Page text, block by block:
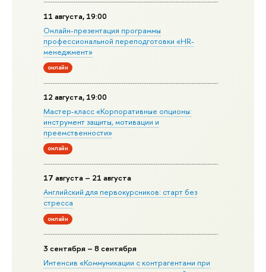
11 августа, 19:00
Онлайн-презентация программы
профессиональной переподготовки «HR-
менеджмент»
онлайн
12 августа, 19:00
Мастер-класс «Корпоративные опционы:
инструмент защиты, мотивации и
преемственности»
онлайн
17 августа – 21 августа
Английский для первокурсников: старт без
стресса
онлайн
3 сентября – 8 сентября
Интенсив «Коммуникации с контрагентами при